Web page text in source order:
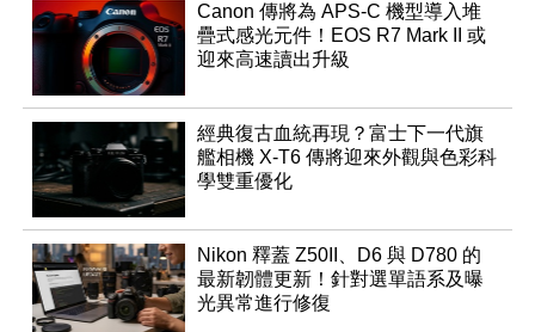
Canon 傳將為 APS-C 機型導入堆
疊式感光元件！EOS R7 Mark II 或
迎來高速讀出升級
經典復古血統再現？富士下一代旗
艦相機 X-T6 傳將迎來外觀與色彩科
學雙重優化
Nikon 釋蓋 Z50II、D6 與 D780 的
最新韌體更新！針對選單語系及曝
光異常進行修復